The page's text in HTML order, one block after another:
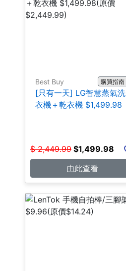
Best Buy 購買指南
[只有一天] LG智慧蒸氣洗
衣機＋乾衣機 $1,499.98
$ 2,449.99 $1,499.98
由此查看